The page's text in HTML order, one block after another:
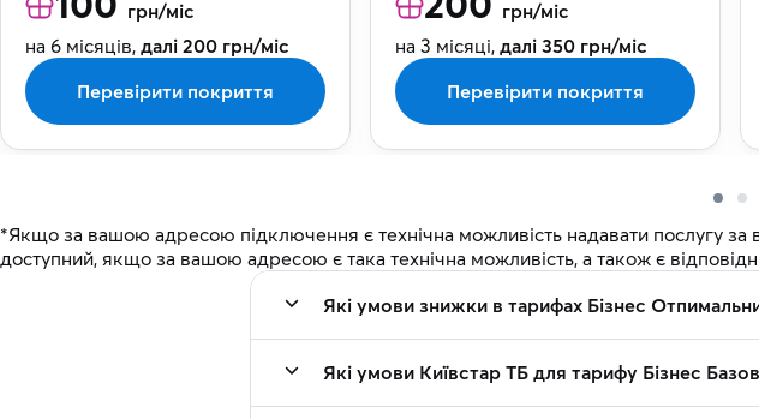
грн/міс
на 6 місяців, далі 200 грн/міс
Перевірити покриття
грн/міс
на 3 місяці, далі 350 грн/міс
Перевірити покриття
*Якщо за вашою адресою підключення є технічна можливість надавати послугу за
доступний, якщо за вашою адресою є така технічна можливість, а також є
Які умови знижки в тарифах Бізнес
Які умови Київстар ТБ для тарифу Бізнес